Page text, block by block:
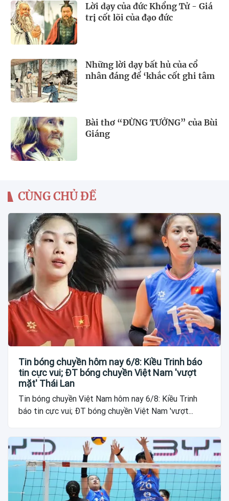
Lời dạy của đức Khổng Tử - Giá
trị cốt lõi của đạo đức
Những lời dạy bất hủ của cổ
nhân đáng để ‘khắc cốt ghi tâm
Bài thơ “ĐỪNG TƯỞNG” của Bùi
Giáng
CÙNG CHỦ ĐỀ
Tin bóng chuyền hôm nay 6/8: Kiều Trinh báo
tin cực vui; ĐT bóng chuyền Việt Nam 'vượt
mặt' Thái Lan
Tin bóng chuyền Việt Nam hôm nay 6/8: Kiều Trinh
báo tin cực vui; ĐT bóng chuyền Việt Nam 'vượt...